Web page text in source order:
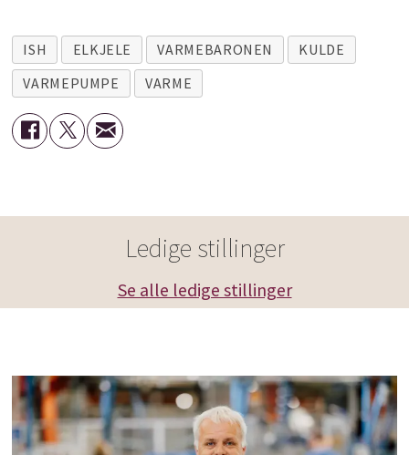
ISH ELKJELE VARMEBARONEN
KULDE
VARMEPUMPE
VARME
Ledige stillinger
Se alle ledige stillinger